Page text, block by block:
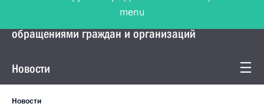
Управление Президента по работе с
обращениями граждан и организаций
Новости
Новости
menu